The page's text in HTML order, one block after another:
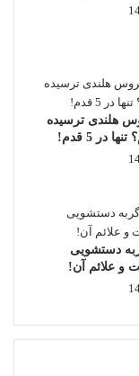
هلندی ترسیده
در 5 قدم!
دستشویی
و علائم آن!